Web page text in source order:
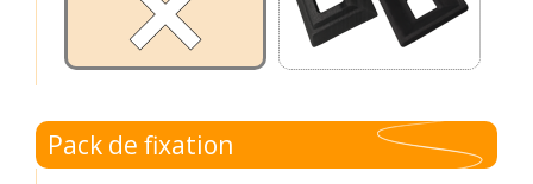
Pack de fixation